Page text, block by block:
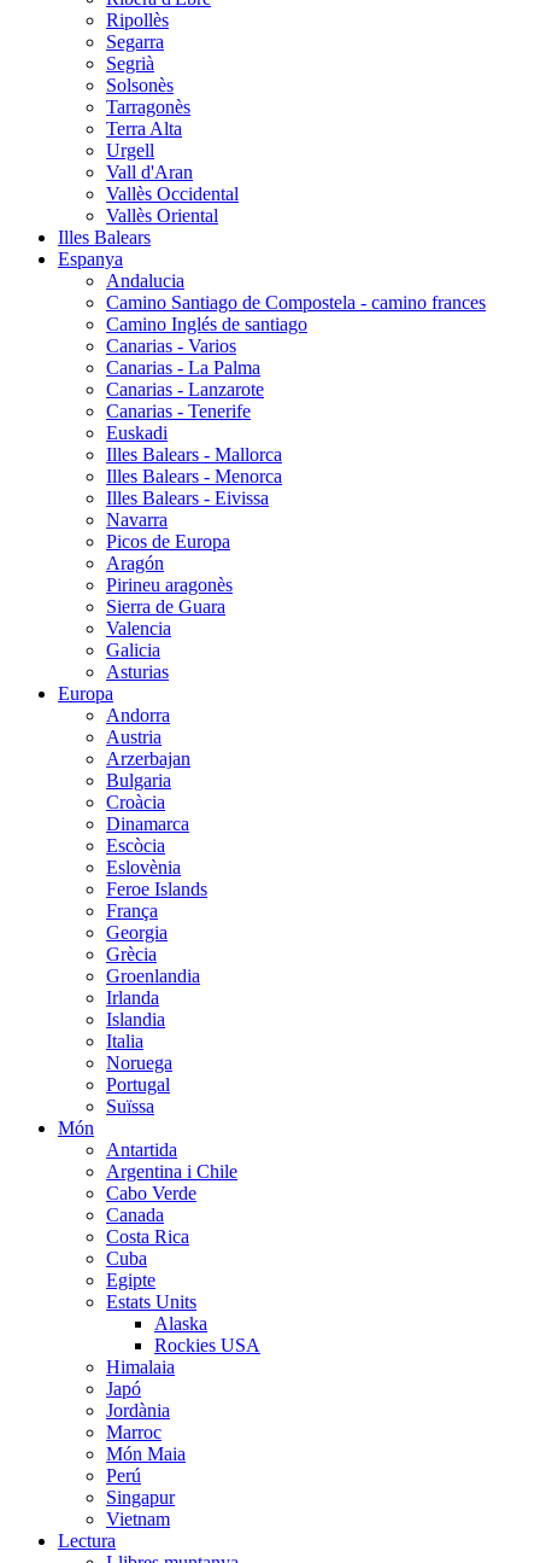
Ripollès
Segarra
Segrià
Solsonès
Tarragonès
Terra Alta
Urgell
Vall d'Aran
Vallès Occidental
Vallès Oriental
Illes Balears
Espanya
Andalucia
Camino Santiago de Compostela - camino frances
Camino Inglés de santiago
Canarias - Varios
Canarias - La Palma
Canarias - Lanzarote
Canarias - Tenerife
Euskadi
Illes Balears - Mallorca
Illes Balears - Menorca
Illes Balears - Eivissa
Navarra
Picos de Europa
Aragón
Pirineu aragonès
Sierra de Guara
Valencia
Galicia
Asturias
Europa
Andorra
Austria
Arzerbajan
Bulgaria
Croàcia
Dinamarca
Escòcia
Eslovènia
Feroe Islands
França
Georgia
Grècia
Groenlandia
Irlanda
Islandia
Italia
Noruega
Portugal
Suïssa
Món
Antartida
Argentina i Chile
Cabo Verde
Canada
Costa Rica
Cuba
Egipte
Estats Units
Alaska
Rockies USA
Himalaia
Japó
Jordània
Marroc
Món Maia
Perú
Singapur
Vietnam
Lectura